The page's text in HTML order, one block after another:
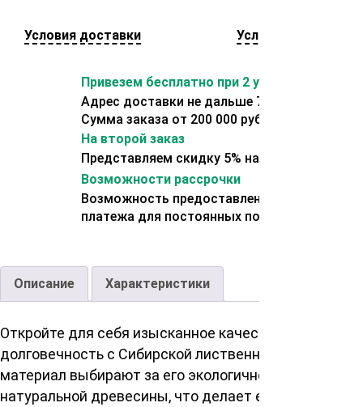
Условия доставки Условия оплаты
Привезем бесплатно при 2 условиях:
Адрес доставки не дальше 70 км от склада.
Сумма заказа от 200 000 рублей.
На второй заказ
Представляем скидку 5% на второй заказ
Возможности рассрочки
Возможность предоставления отсрочки
платежа для постоянных покупателей.
Описание Характеристики
Откройте для себя изысканное качество и
долговечность с Сибирской лиственницы. Этот
материал выбирают за его экологичность и красоту
натуральной древесины, что делает его идеальным